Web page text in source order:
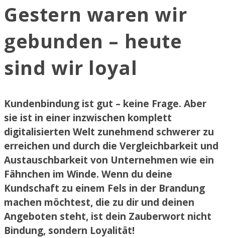
Gestern waren wir
gebunden – heute
sind wir loyal
Kundenbindung ist gut – keine Frage. Aber
sie ist in einer inzwischen komplett
digitalisierten Welt zunehmend schwerer zu
erreichen und durch die Vergleichbarkeit und
Austauschbarkeit von Unternehmen wie ein
Fähnchen im Winde. Wenn du deine
Kundschaft zu einem Fels in der Brandung
machen möchtest, die zu dir und deinen
Angeboten steht, ist dein Zauberwort nicht
Bindung, sondern Loyalität!